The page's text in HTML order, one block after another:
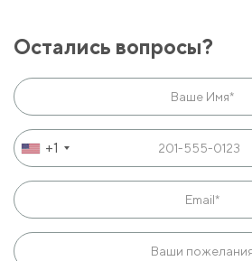
Остались вопросы?
+1